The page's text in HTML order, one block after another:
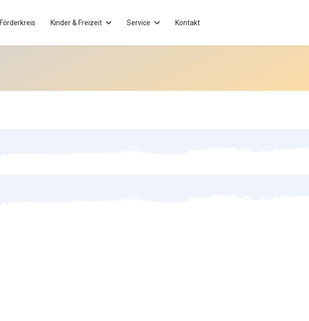
Förderkreis Kinder & Freizeit Service Kontakt